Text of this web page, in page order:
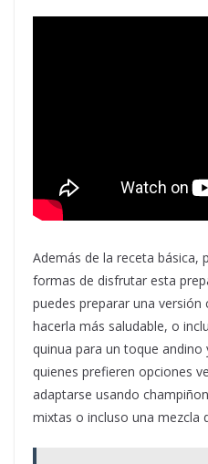
Además de la receta básica,
formas de disfrutar esta
puedes preparar una
hacerla más saludable, o
quinua para un toque
quienes prefieren opciones
adaptarse usando
mixtas o incluso una mezcla